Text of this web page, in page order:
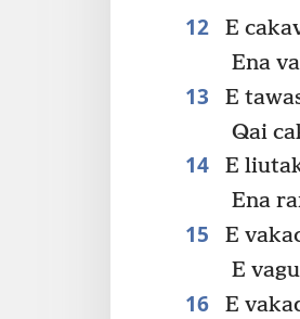
12 E
Ena
13
E
Qai
14
E
Ena
15
E
E
16
E